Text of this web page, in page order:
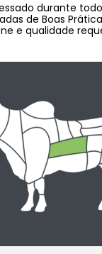
durante
de Boas
e qualidade